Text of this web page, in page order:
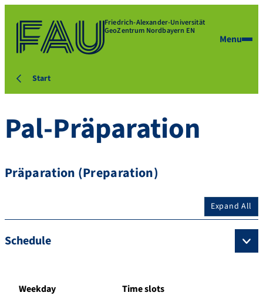
Friedrich-Alexander-Universität
GeoZentrum Nordbayern EN
Menu
Start
Pal-Präparation
Präparation (Preparation)
Expand All
Schedule
Weekday Time slots